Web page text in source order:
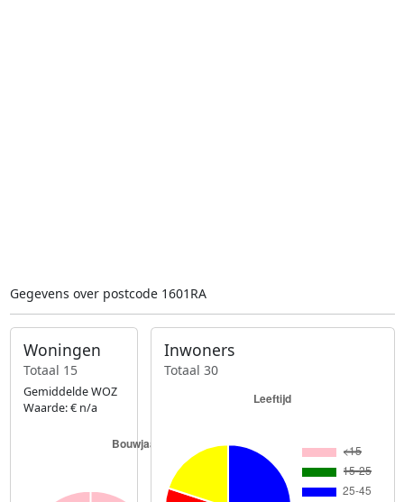
Gegevens over postcode 1601RA
Woningen
Totaal 15
Gemiddelde WOZ
Waarde: € n/a
Inwoners
Totaal 30